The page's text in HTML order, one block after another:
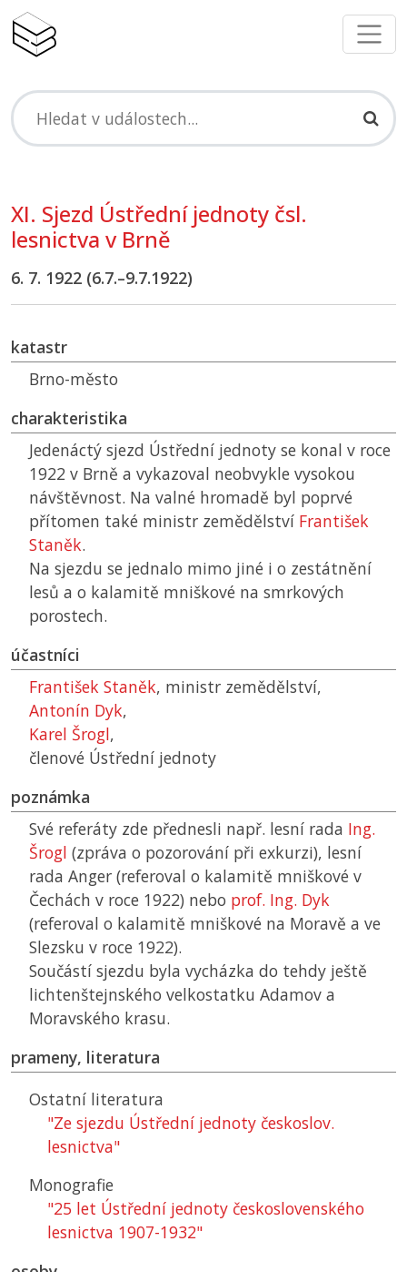
XI. Sjezd Ústřední jednoty čsl.
lesnictva v Brně
6. 7. 1922 (6.7.–9.7.1922)
katastr
Brno-město
charakteristika
Jedenáctý sjezd Ústřední jednoty se konal v roce
1922 v Brně a vykazoval neobvykle vysokou
návštěvnost. Na valné hromadě byl poprvé
přítomen také ministr zemědělství František
Staněk.
Na sjezdu se jednalo mimo jiné i o zestátnění
lesů a o kalamitě mniškové na smrkových
porostech.
účastníci
František Staněk, ministr zemědělství,
Antonín Dyk,
Karel Šrogl,
členové Ústřední jednoty
poznámka
Své referáty zde přednesli např. lesní rada Ing.
Šrogl (zpráva o pozorování při exkurzi), lesní
rada Anger (referoval o kalamitě mniškové v
Čechách v roce 1922) nebo prof. Ing. Dyk
(referoval o kalamitě mniškové na Moravě a ve
Slezsku v roce 1922).
Součástí sjezdu byla vycházka do tehdy ještě
lichtenštejnského velkostatku Adamov a
Moravského krasu.
prameny, literatura
Ostatní literatura
"Ze sjezdu Ústřední jednoty českoslov.
lesnictva"
Monografie
"25 let Ústřední jednoty československého
lesnictva 1907-1932"